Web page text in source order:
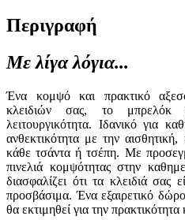
Περιγραφή
Με λίγα λόγια...
Ένα κομψό και πρακτικό
κλειδιών σας, το μπρελόκ
λειτουργικότητα. Ιδανικό για
ανθεκτικότητα με την
κάθε τσάντα ή τσέπη. Με
πινελιά κομψότητας στην
διασφαλίζει ότι τα κλειδιά σας
προσβάσιμα. Ένα εξαιρετικό
θα εκτιμηθεί για την πρακτικότητα